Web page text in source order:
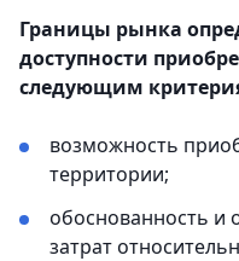
Границы рынка
доступности
следующим
возможность
территории;
обоснованность и
затрат